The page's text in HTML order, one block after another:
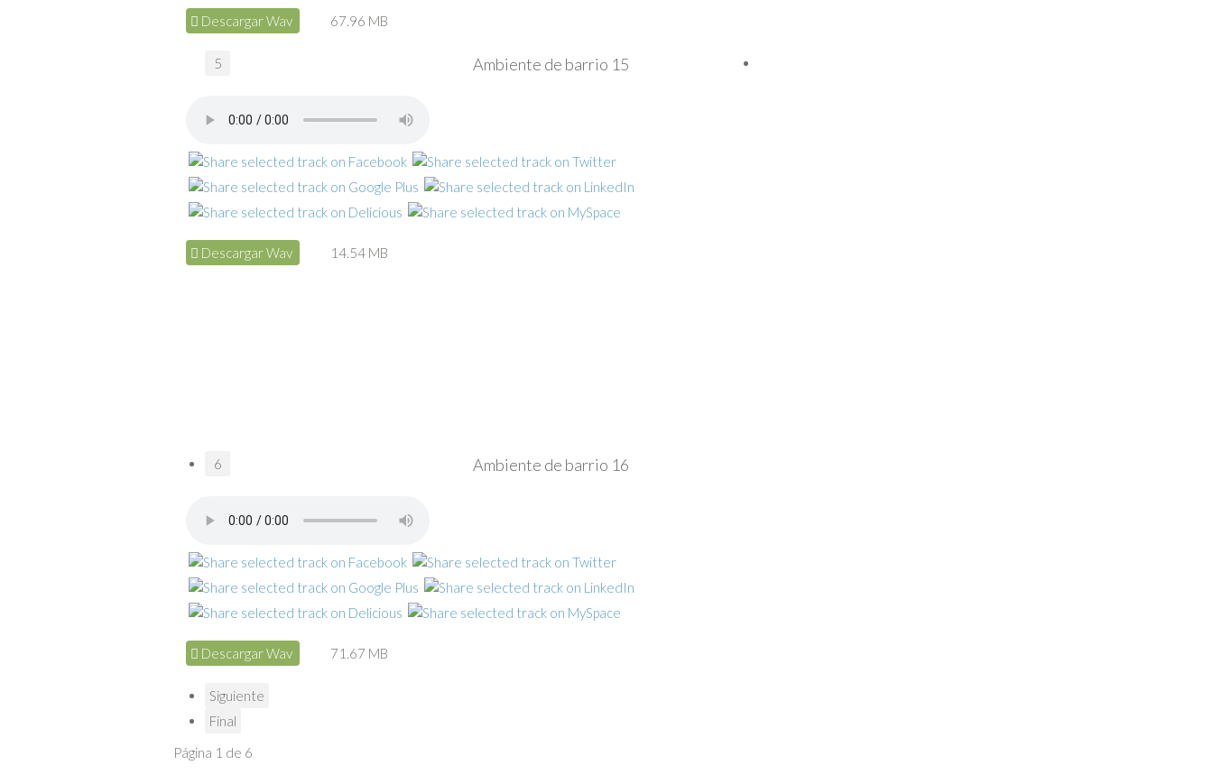
Descargar Wav 67.96 MB
Ambiente de barrio 15
Descargar Wav 14.54 MB
Ambiente de barrio 16
Descargar Wav 71.67 MB
5
6
Siguiente
Final
Página 1 de 6